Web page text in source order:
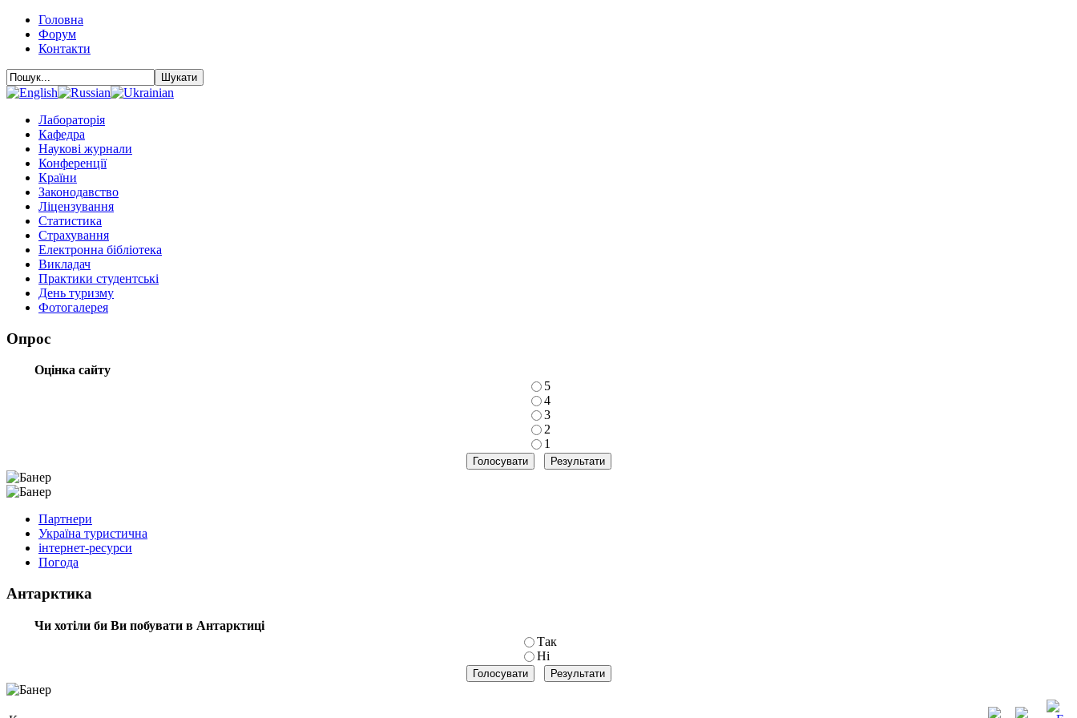
Головна
Форум
Контакти
Лабораторія
Кафедра
Наукові журнали
Конференції
Країни
Законодавство
Ліцензування
Статистика
Страхування
Електронна бібліотека
Викладач
Практики студентські
День туризму
Фотогалерея
Опрос
Оцінка сайту
5
4
3
2
1
Партнери
Україна туристична
інтернет-ресурси
Погода
Антарктика
Чи хотіли би Ви побувати в Антарктиці
Так
Ні